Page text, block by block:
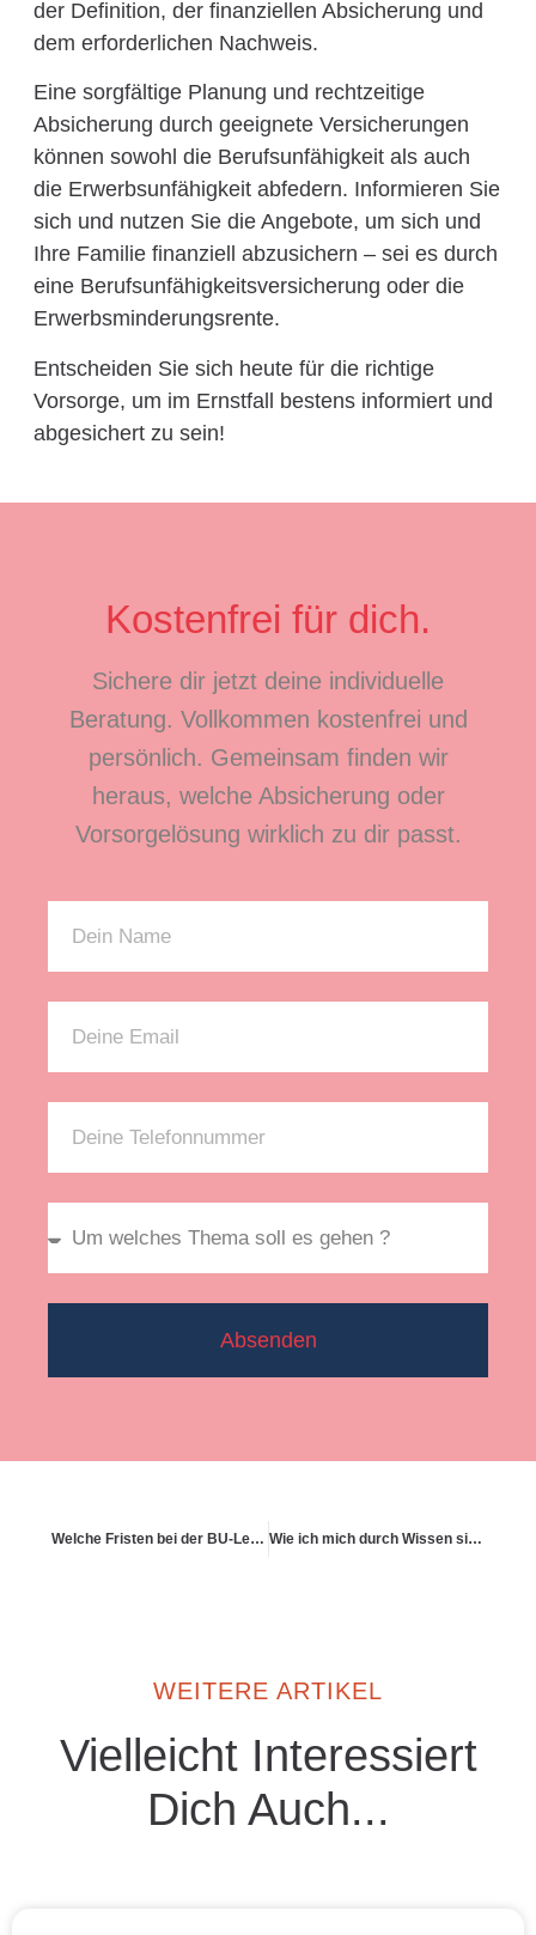
der Definition, der finanziellen Absicherung und
dem erforderlichen Nachweis.
Eine sorgfältige Planung und rechtzeitige
Absicherung durch geeignete Versicherungen
können sowohl die Berufsunfähigkeit als auch
die Erwerbsunfähigkeit abfedern. Informieren Sie
sich und nutzen Sie die Angebote, um sich und
Ihre Familie finanziell abzusichern – sei es durch
eine Berufsunfähigkeitsversicherung oder die
Erwerbsminderungsrente.
Entscheiden Sie sich heute für die richtige
Vorsorge, um im Ernstfall bestens informiert und
abgesichert zu sein!
Kostenfrei für dich.
Sichere dir jetzt deine individuelle
Beratung. Vollkommen kostenfrei und
persönlich. Gemeinsam finden wir
heraus, welche Absicherung oder
Vorsorgelösung wirklich zu dir passt.
Absenden
Welche Fristen bei der BU-Leistungsbeantragung gelten Wie ich mich durch Wissen sicherer fühle
WEITERE ARTIKEL
Vielleicht Interessiert
Dich Auch...